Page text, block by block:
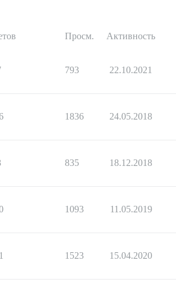
Просм. Активность
793 22.10.2021
1836 24.05.2018
835 18.12.2018
1093 11.05.2019
1523 15.04.2020